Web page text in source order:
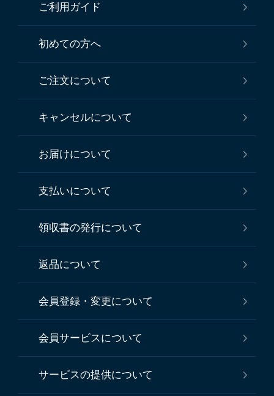
ご利用ガイド
初めての方へ
ご注文について
キャンセルについて
お届けについて
支払いについて
領収書の発行について
返品について
会員登録・変更について
会員サービスについて
サービスの提供について